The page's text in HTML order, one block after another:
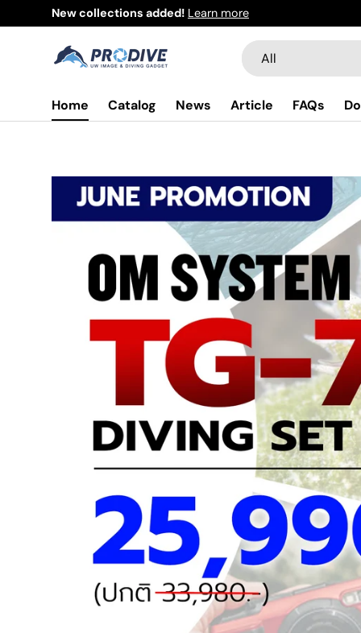
Skip to content
New collections added! Learn more
Search
Product type
All
Home Catalog News Article FAQs